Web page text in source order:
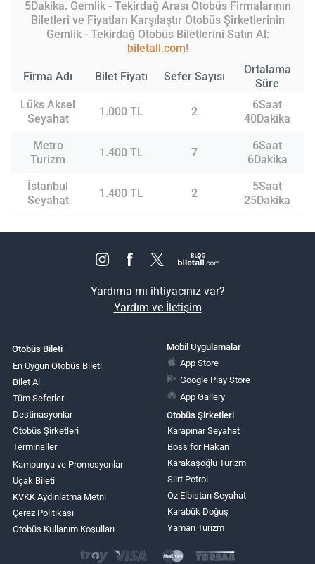
5Dakika. Gemlik - Tekirdağ Arası Otobüs Firmalarının
Biletleri ve Fiyatları Karşılaştır Otobüs Şirketlerinin
Gemlik - Tekirdağ Otobüs Biletlerini Satın Al:
biletall.com!
Firma Adı Bilet Fiyatı Sefer Sayısı
Ortalama
Süre
Lüks Aksel
Seyahat
1.000 TL 2
6Saat
40Dakika
Metro
Turizm
1.400 TL 7
6Saat
6Dakika
İstanbul
Seyahat
1.400 TL 2
5Saat
25Dakika
Yardıma mı ihtiyacınız var?
Yardım ve İletişim
Otobüs Bileti
En Uygun Otobüs Bileti
Bilet Al
Tüm Seferler
Destinasyonlar
Otobüs Şirketleri
Terminaller
Kampanya ve Promosyonlar
Uçak Bileti
KVKK Aydınlatma Metni
Çerez Politikası
Otobüs Kullanım Koşulları
Mobil Uygulamalar
App Store
Google Play Store
App Gallery
Otobüs Şirketleri
Karapınar Seyahat
Boss for Hakan
Karakaşoğlu Turizm
Siirt Petrol
Öz Elbistan Seyahat
Karabük Doğuş
Yaman Turizm